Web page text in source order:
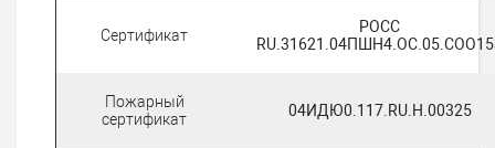
Сертификат
РОСС
Пожарный
сертификат
04ИДЮ0.117.RU.H.00325